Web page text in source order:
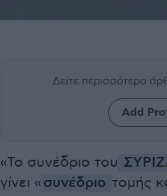
Δείτε περισσότερα
Add
«Το συνέδριο του
γίνει « συνέδριο τομής